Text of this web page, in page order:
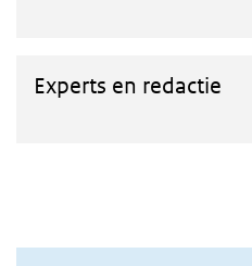
Experts en redactie